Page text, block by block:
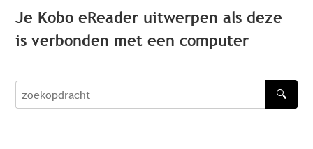
Je Kobo eReader uitwerpen als deze
is verbonden met een computer
zoekopdracht
🔍